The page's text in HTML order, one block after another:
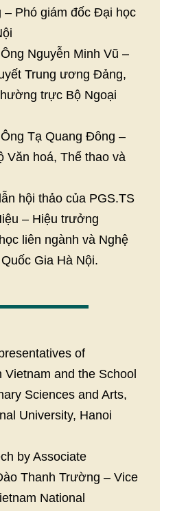
– Phó giám đốc Đại học
Nguyễn Minh Vũ –
Trung ương Đảng,
trực Bộ Ngoại
Tạ Quang Đông –
Văn hoá, Thể thao và
hội thảo của PGS.TS
– Hiệu trưởng
liên ngành và Nghệ
Gia Hà Nội.
of
Vietnam and the School
Sciences and Arts,
University, Hanoi
by Associate
Thanh Trường – Vice
National